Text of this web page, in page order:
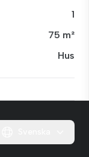
1
75 m²
Hus